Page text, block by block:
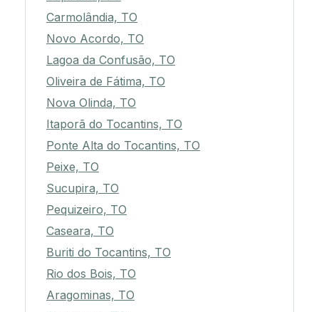
Carmolândia, TO
Novo Acordo, TO
Lagoa da Confusão, TO
Oliveira de Fátima, TO
Nova Olinda, TO
Itaporã do Tocantins, TO
Ponte Alta do Tocantins, TO
Peixe, TO
Sucupira, TO
Pequizeiro, TO
Caseara, TO
Buriti do Tocantins, TO
Rio dos Bois, TO
Aragominas, TO